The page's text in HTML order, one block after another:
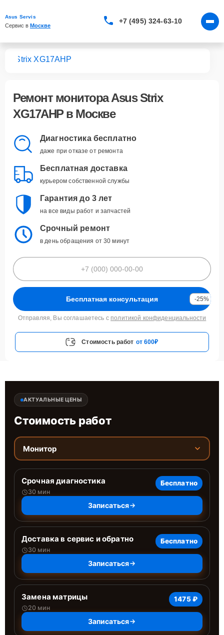
Asus Servis
Сервис в Москве
+7 (495) 324-63-10
Strix XG17AHP
Ремонт монитора Asus Strix
XG17AHPв Москве
Диагностика бесплатно
даже при отказе от ремонта
Бесплатная доставка
курьером собственной службы
Гарантия до 3 лет
на все виды работ и запчастей
Срочный ремонт
в день обращения от 30 минут
Бесплатная консультация -25%
Отправляя, Вы соглашаетесь с политикой конфиденциальности
Стоимость работ от 600₽
АКТУАЛЬНЫЕ ЦЕНЫ
Стоимость работ
Монитор
Срочная диагностика
30 мин
Бесплатно
Записаться
Доставка в сервис и обратно
30 мин
Бесплатно
Записаться
Замена матрицы
20 мин
1475 ₽
Записаться